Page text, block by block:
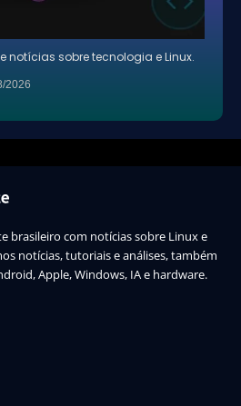
notícias sobre tecnologia e Linux.
2026
brasileiro com notícias sobre Linux e
notícias, tutoriais e análises, também
Apple, Windows, IA e hardware.